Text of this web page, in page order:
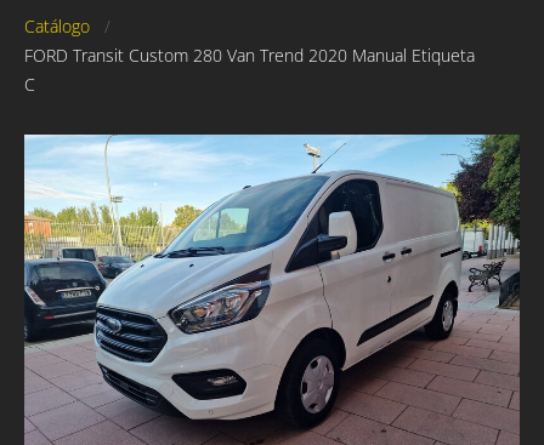
Catálogo
FORD Transit Custom 280 Van Trend 2020 Manual Etiqueta
C